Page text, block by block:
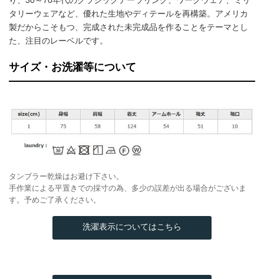
タリーウェアなど、優れた生地やディテールを再構築。アメリカ
製だからこそもつ、完成された未完成品を作ることをテーマとし
た、注目のレーベルです。
サイズ・お洗濯等について
タンブラー乾燥はお避け下さい。
手作業による平置きでの採寸の為、多少の誤差が出る場合がございま
す。予めご了承ください。
洗濯表示についてはこちら